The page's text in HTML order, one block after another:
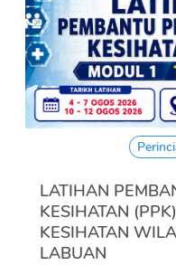
LATIHAN
KESIHATAN
KESIHATAN
LABUAN